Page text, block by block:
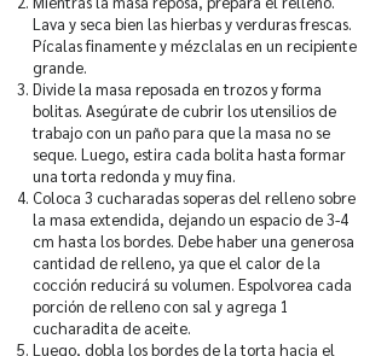
Lava y seca bien las hierbas y verduras frescas.
Pícalas finamente y mézclalas en un recipiente
grande.
Divide la masa reposada en trozos y forma
bolitas. Asegúrate de cubrir los utensilios de
trabajo con un paño para que la masa no se
seque. Luego, estira cada bolita hasta formar
una torta redonda y muy fina.
Coloca 3 cucharadas soperas del relleno sobre
la masa extendida, dejando un espacio de 3-4
cm hasta los bordes. Debe haber una generosa
cantidad de relleno, ya que el calor de la
cocción reducirá su volumen. Espolvorea cada
porción de relleno con sal y agrega 1
cucharadita de aceite.
Luego, dobla los bordes de la torta hacia el